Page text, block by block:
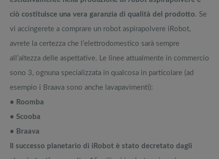
ciò costituisce una vera garanzia di qualità del prodotto. Se
vi accingerete a comprare un robot aspirapolvere iRobot,
avrete la certezza che l’elettrodomestico sarà sempre
all’altezza delle aspettative. Le linee attualmente in commercio
sono 3, ognuna specializzata in qualcosa in particolare (ad
esempio i Braava sono anche lavapavimenti):
• Roomba
• Scooba
• Braava
Il successo planetario di iRobot è stato decretato dagli